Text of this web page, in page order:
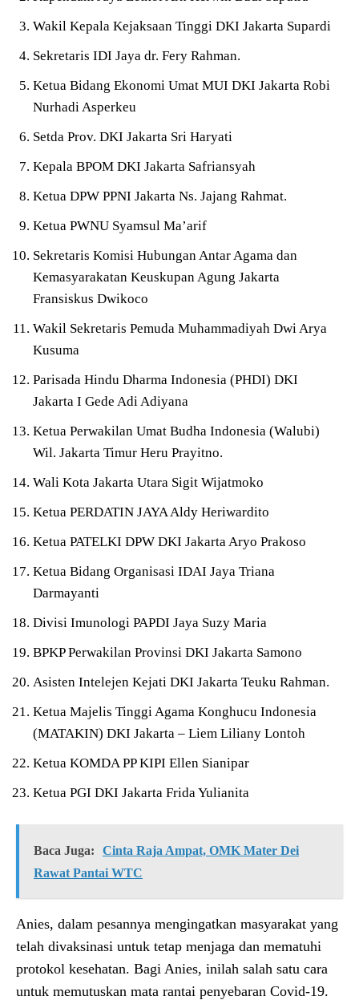
Wakil Kepala Kejaksaan Tinggi DKI Jakarta Supardi
Sekretaris IDI Jaya dr. Fery Rahman.
Ketua Bidang Ekonomi Umat MUI DKI Jakarta Robi
Nurhadi Asperkeu
Setda Prov. DKI Jakarta Sri Haryati
Kepala BPOM DKI Jakarta Safriansyah
Ketua DPW PPNI Jakarta Ns. Jajang Rahmat.
Ketua PWNU Syamsul Ma’arif
Sekretaris Komisi Hubungan Antar Agama dan
Kemasyarakatan Keuskupan Agung Jakarta
Fransiskus Dwikoco
Wakil Sekretaris Pemuda Muhammadiyah Dwi Arya
Kusuma
Parisada Hindu Dharma Indonesia (PHDI) DKI
Jakarta I Gede Adi Adiyana
Ketua Perwakilan Umat Budha Indonesia (Walubi)
Wil. Jakarta Timur Heru Prayitno.
Wali Kota Jakarta Utara Sigit Wijatmoko
Ketua PERDATIN JAYA Aldy Heriwardito
Ketua PATELKI DPW DKI Jakarta Aryo Prakoso
Ketua Bidang Organisasi IDAI Jaya Triana
Darmayanti
Divisi Imunologi PAPDI Jaya Suzy Maria
BPKP Perwakilan Provinsi DKI Jakarta Samono
Asisten Intelejen Kejati DKI Jakarta Teuku Rahman.
Ketua Majelis Tinggi Agama Konghucu Indonesia
(MATAKIN) DKI Jakarta – Liem Liliany Lontoh
Ketua KOMDA PP KIPI Ellen Sianipar
Ketua PGI DKI Jakarta Frida Yulianita
Baca Juga:
Cinta Raja Ampat, OMK Mater Dei
Rawat Pantai WTC
Anies, dalam pesannya mengingatkan masyarakat yang
telah divaksinasi untuk tetap menjaga dan mematuhi
protokol kesehatan. Bagi Anies, inilah salah satu cara
untuk memutuskan mata rantai penyebaran Covid-19.